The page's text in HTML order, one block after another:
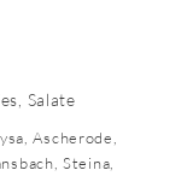
Salate
Ascherode,
Steina,